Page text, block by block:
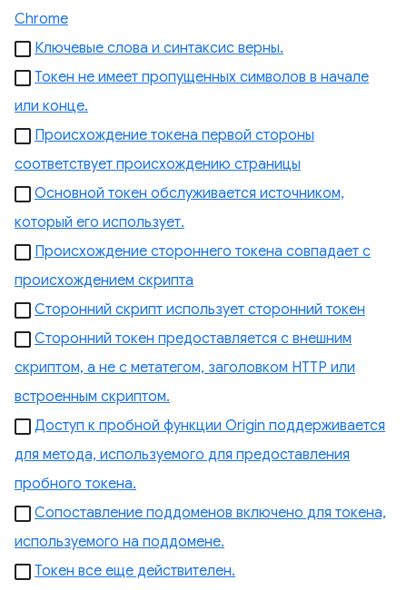
Chrome
Ключевые слова и синтаксис верны.
Токен не имеет пропущенных символов в начале
или конце.
Происхождение токена первой стороны
соответствует происхождению страницы
Основной токен обслуживается источником,
который его использует.
Происхождение стороннего токена совпадает с
происхождением скрипта
Сторонний скрипт использует сторонний токен
Сторонний токен предоставляется с внешним
скриптом, а не с метатегом, заголовком HTTP или
встроенным скриптом.
Доступ к пробной функции Origin поддерживается
для метода, используемого для предоставления
пробного токена.
Сопоставление поддоменов включено для токена,
используемого на поддомене.
Токен все еще действителен.